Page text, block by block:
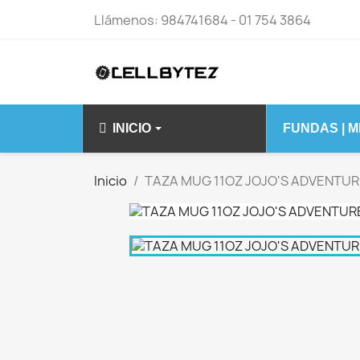
Llámenos: 984741684 - 01 754 3864
INICIO
IPHONE 14
IPHONE 14 PRO
FUNDAS |
Inicio TAZA MUG 11OZ JOJO'S